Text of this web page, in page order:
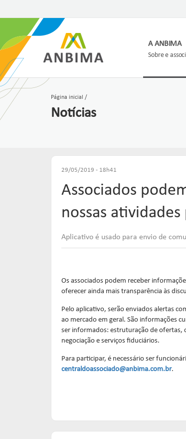
A ANBIMA
Sobre e
Página inicial
Notícias
29/05/2019 - 18h41
Associados
nossas
Aplicativo é usado para envio de
Os associados podem receber
oferecer ainda mais transparência às
Pelo aplicativo, serão enviados alertas
ao mercado em geral. São informações
ser informados: estruturação de
negociação e serviços fiduciários.
Para participar, é necessário ser
centraldoassociado@anbima.com.br.